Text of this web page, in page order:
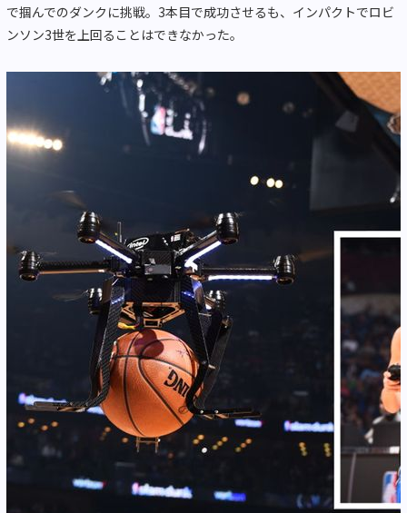
で掴んでのダンクに挑戦。3本目で成功させるも、インパクトでロビ
ンソン3世を上回ることはできなかった。